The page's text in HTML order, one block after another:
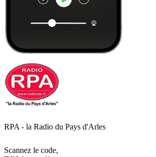
RPA - la Radio du Pays d'Arles
Scannez le code,